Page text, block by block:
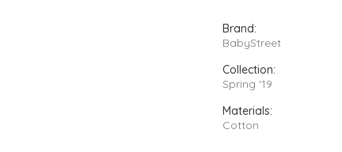
Brand:
BabyStreet
Collection:
Spring '19
Materials:
Cotton